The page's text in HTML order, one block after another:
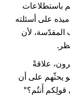
باستطلاعات
على أسئلته
لأن
علاقةً
يحثّهم على أن
قولِكم أَنتُم؟"